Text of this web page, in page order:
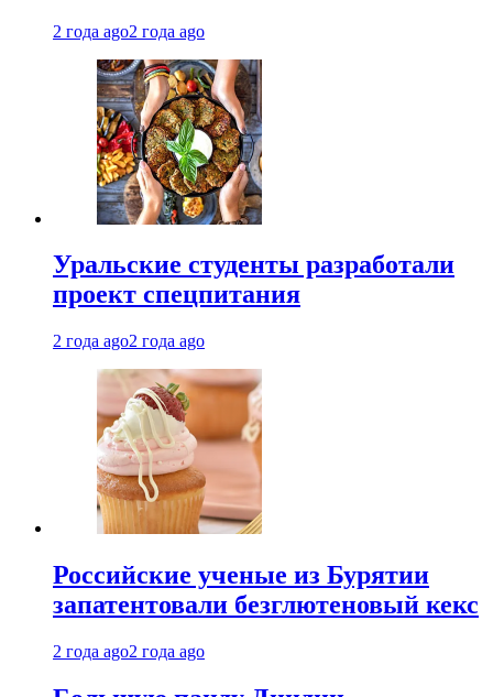
2 года ago2 года ago
Уральские студенты разработали
проект спецпитания
2 года ago2 года ago
Российские ученые из Бурятии
запатентовали безглютеновый кекс
2 года ago2 года ago